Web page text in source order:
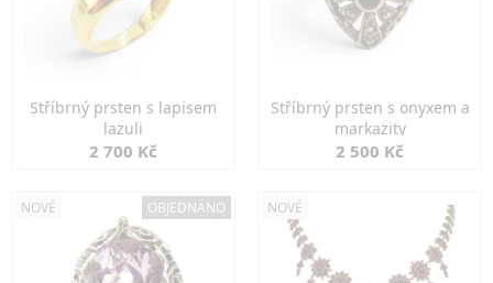
Stříbrný prsten s lapisem
lazuli
2 700 Kč
Stříbrný prsten s onyxem a
markazity
2 500 Kč
NOVÉ OBJEDNÁNO NOVÉ